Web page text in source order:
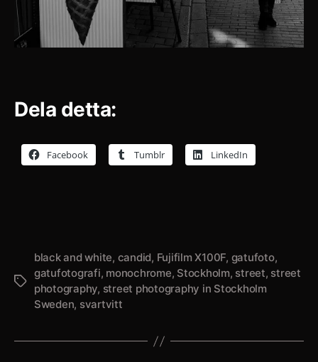
Dela detta:
Facebook Tumblr LinkedIn
Etiketter
black and white, candid, Fujifilm X100F, gatufoto,
gatufotografi, monochrome, Stockholm, street, street
photography, street photography in Stockholm
Sweden, svartvitt